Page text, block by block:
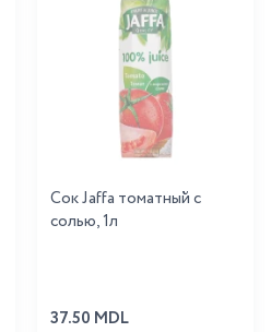
Сок Jaffa томатный с
солью, 1л
37.50 MDL